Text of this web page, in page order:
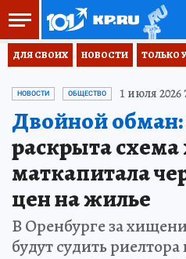
ДЛЯ СВОИХ НОВОСТИ ТОЛЬКО
НОВОСТИ ОБЩЕСТВО 1 июля 2026
Двойной обман:
раскрыта
маткапитала
цен на жилье
В Оренбурге за
будут судить